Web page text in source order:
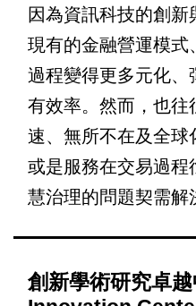
因為資訊科技的創
現有的金融營運模式
過程變得更多元化、
有效率。然而，也往
速、無所不在及全球
或是服務在交易過程
慧治理的問題契需解
創新學術研究卓